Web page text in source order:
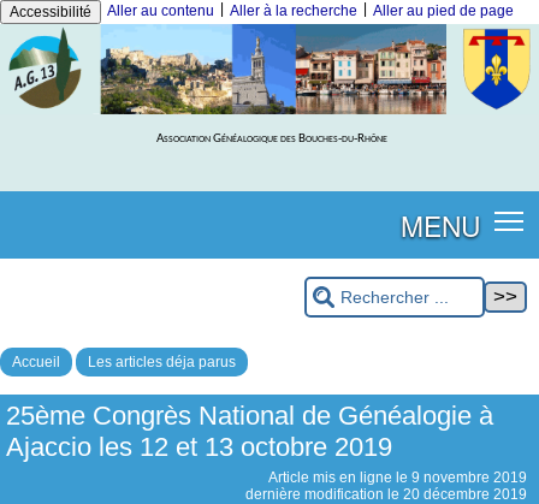
Accessibilité Aller au contenu Aller à la recherche Aller au pied de page
Association Généalogique des Bouches-du-Rhône
MENU
Accueil Les articles déja parus
25ème Congrès National de Généalogie à
Ajaccio les 12 et 13 octobre 2019
Article mis en ligne le 9 novembre 2019
dernière modification le 20 décembre 2019